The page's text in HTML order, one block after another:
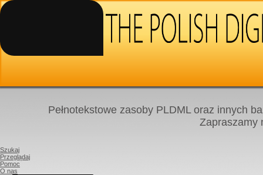
Pełnotekstowe zasoby PLDML oraz innych
Zapraszamy
Szukaj
Przeglądaj
Pomoc
O nas